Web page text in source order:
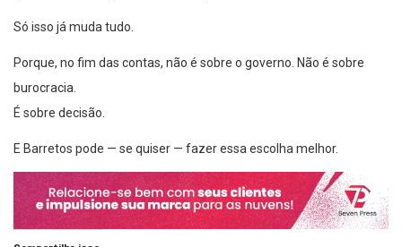
Só isso já muda tudo.
Porque, no fim das contas, não é sobre o governo. Não é sobre
burocracia.
É sobre decisão.
E Barretos pode — se quiser — fazer essa escolha melhor.